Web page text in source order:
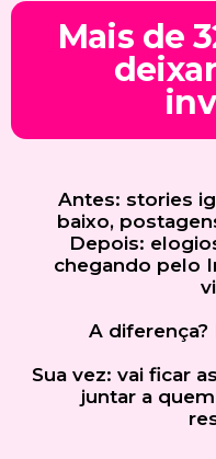
Mais de
Antes: stories
baixo,
Depois:
chegando pelo
A diferença?
Sua vez: vai ficar
juntar a